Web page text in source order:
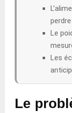
perdre
Le
Les
Le